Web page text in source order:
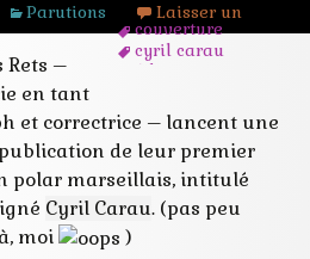
Parutions
couverture
cyril carau
édition
marseillais
polar
publication
rets
roman
sombres
Laisser un
Rets –
en tant
et correctrice – lancent une
de leur premier
polar marseillais, intitulé
Cyril Carau. (pas peu
moi
)